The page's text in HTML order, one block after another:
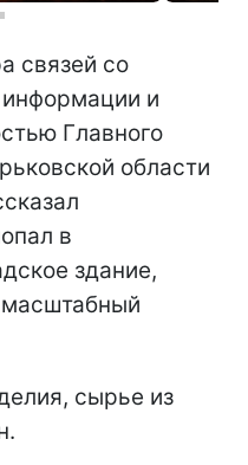
связей со
и
Главного
области
в
здание,
сырье из